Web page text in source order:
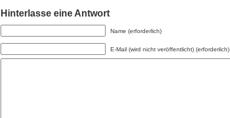
Hinterlasse eine Antwort
Name (erforderlich)
E-Mail (wird nicht veröffentlicht) (erforderlich)